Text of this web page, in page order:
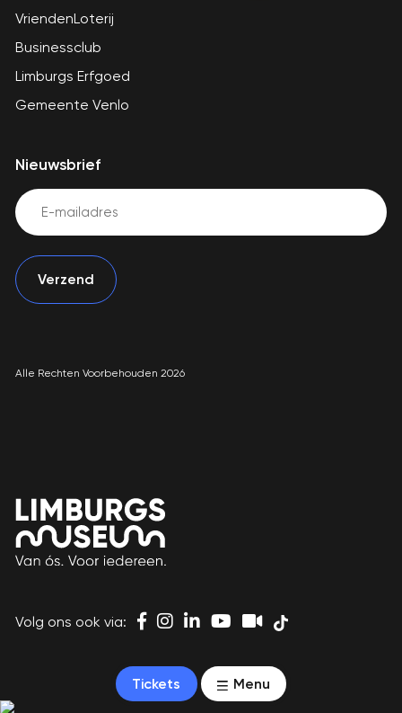
Tickets Menu
VriendenLoterij
Businessclub
Limburgs Erfgoed
Gemeente Venlo
Nieuwsbrief
Email
(Vereist)
Alle Rechten Voorbehouden 2026
Volg ons ook via: